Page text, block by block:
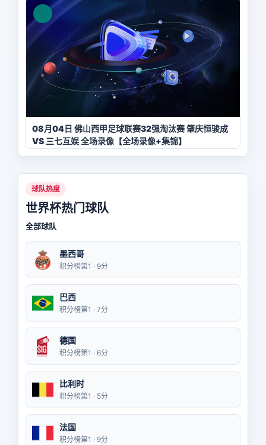
08月04日 佛山西甲足球联赛32强淘汰赛 肇庆恒骏成
VS 三七互娱 全场录像【全场录像+集锦】
球队热度
世界杯热门球队
全部球队
墨西哥
积分榜第1 · 9分
巴西
积分榜第1 · 7分
德国
积分榜第1 · 6分
比利时
积分榜第1 · 5分
法国
积分榜第1 · 9分